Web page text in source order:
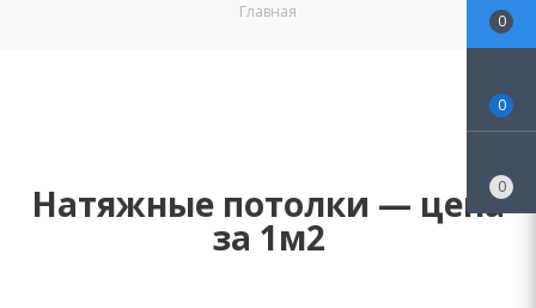
Главная
Натяжные потолки — цена
за 1м2
0
0
0